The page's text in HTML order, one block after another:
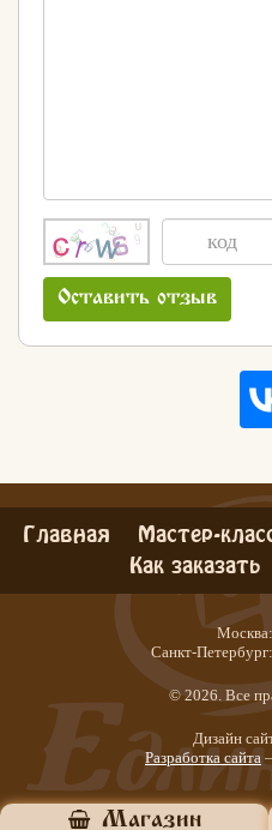
Хлеб
Оставить отзыв
Главная Мастер-
Как заказать
Москва:
Санкт-Петербург:
© 2026. Все
Дизайн
Разработка сайта